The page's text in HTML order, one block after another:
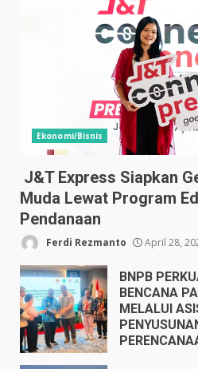
Ekonomi/Bisnis
J&T Express Siapkan
Muda Lewat Program
Pendanaan
Ferdi Rezmanto April 28,
BNPB
BENCANA
MELALUI